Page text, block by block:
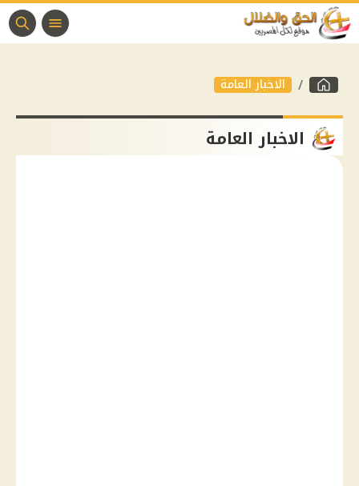
الاخبار العامة
الاخبار العامة